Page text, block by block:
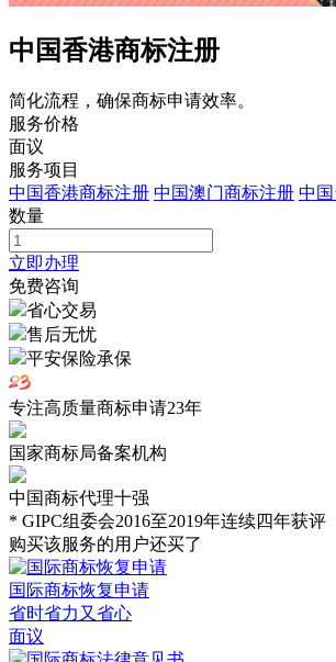
中国香港商标注册
简化流程，确保商标申请效率。
服务价格
面议
服务项目
中国香港商标注册 中国澳门商标注册 中
数量
立即办理
免费咨询
省心交易
售后无忧
平安保险承保
专注高质量商标申请23年
国家商标局备案机构
中国商标代理十强
* GIPC组委会2016至2019年连续四年获评
购买该服务的用户还买了
国际商标恢复申请
省时省力又省心
面议